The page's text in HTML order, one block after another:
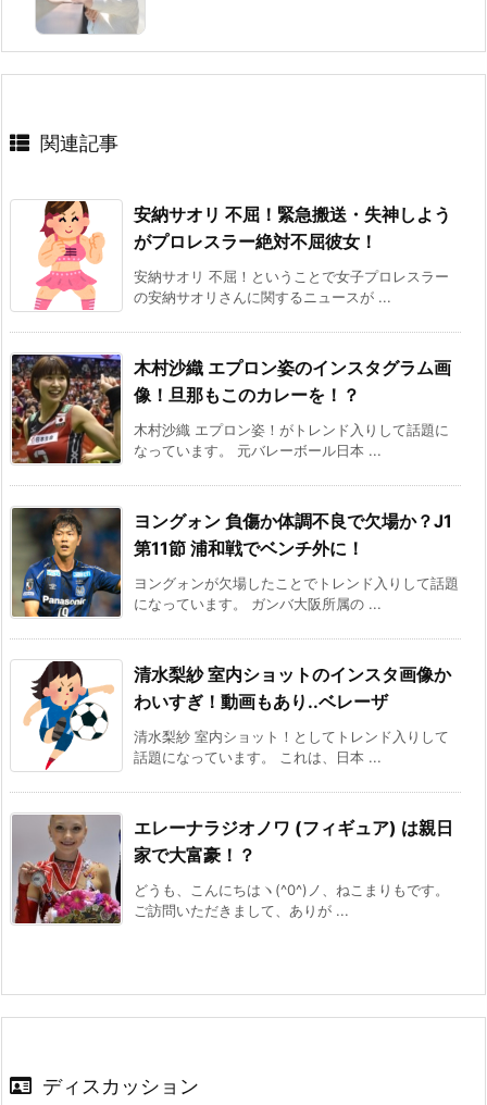
関連記事
安納サオリ 不屈！緊急搬送・失神しよう
がプロレスラー絶対不屈彼女！
安納サオリ 不屈！ということで女子プロレスラー
の安納サオリさんに関するニュースが ...
木村沙織 エプロン姿のインスタグラム画
像！旦那もこのカレーを！？
木村沙織 エプロン姿！がトレンド入りして話題に
なっています。 元バレーボール日本 ...
ヨングォン 負傷か体調不良で欠場か？J1
第11節 浦和戦でベンチ外に！
ヨングォンが欠場したことでトレンド入りして話題
になっています。 ガンバ大阪所属の ...
清水梨紗 室内ショットのインスタ画像か
わいすぎ！動画もあり..ベレーザ
清水梨紗 室内ショット！としてトレンド入りして
話題になっています。 これは、日本 ...
エレーナラジオノワ (フィギュア) は親日
家で大富豪！？
どうも、こんにちはヽ(^0^)ノ、ねこまりもです。
ご訪問いただきまして、ありが ...
ディスカッション